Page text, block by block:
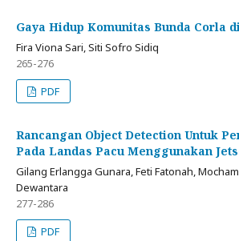
Gaya Hidup Komunitas Bunda Corla
Fira Viona Sari, Siti Sofro Sidiq
265-276
PDF
Rancangan Object Detection Untuk
Pada Landas Pacu Menggunakan
Gilang Erlangga Gunara, Feti Fatonah,
Dewantara
277-286
PDF